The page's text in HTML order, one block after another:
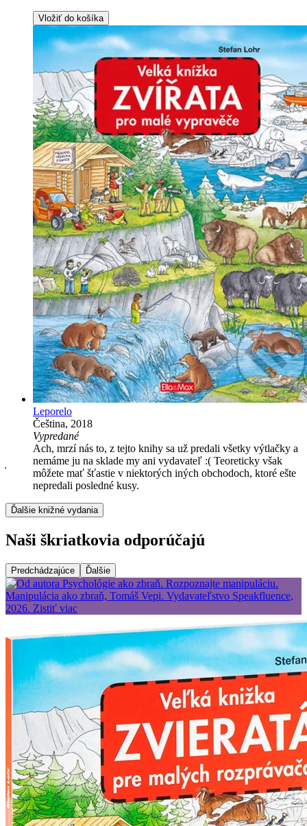
Vložiť do košíka
Leporelo
Čeština, 2018
Vypredané
Ach, mrzí nás to, z tejto knihy sa už predali všetky výtlačky a
nemáme ju na sklade my ani vydavateľ :( Teoreticky však
môžete mať šťastie v niektorých iných obchodoch, ktoré ešte
nepredali posledné kusy.
Ďalšie knižné vydania
Naši škriatkovia odporúčajú
Predchádzajúce Ďalšie